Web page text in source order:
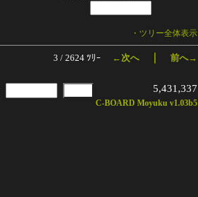
・ツリー全体表示
3 / 2624 ﾂﾘｰ ←次へ｜ 前へ→
5,431,337
C-BOARD Moyuku v1.03b5